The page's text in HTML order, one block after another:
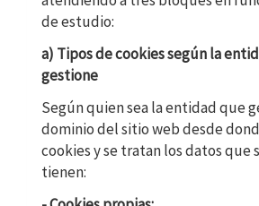
de estudio:
a) Tipos de cookies según la
gestione
Según quien sea la entidad que
dominio del sitio web desde
cookies y se tratan los datos que
tienen: